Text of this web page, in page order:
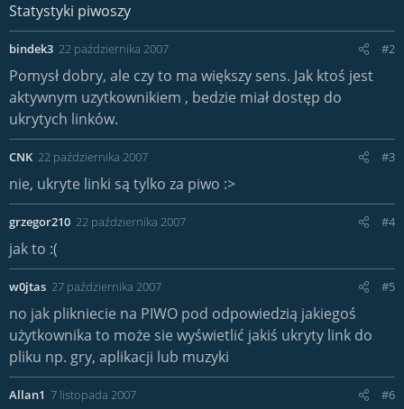
Statystyki piwoszy
bindek3 22 października 2007 #2
Pomysł dobry, ale czy to ma większy sens. Jak ktoś jest
aktywnym uzytkownikiem , bedzie miał dostęp do
ukrytych linków.
CNK 22 października 2007 #3
nie, ukryte linki są tylko za piwo :>
grzegor210 22 października 2007 #4
jak to :(
w0jtas 27 października 2007 #5
no jak plikniecie na PIWO pod odpowiedzią jakiegoś
użytkownika to może sie wyświetlić jakiś ukryty link do
pliku np. gry, aplikacji lub muzyki
Allan1 7 listopada 2007 #6